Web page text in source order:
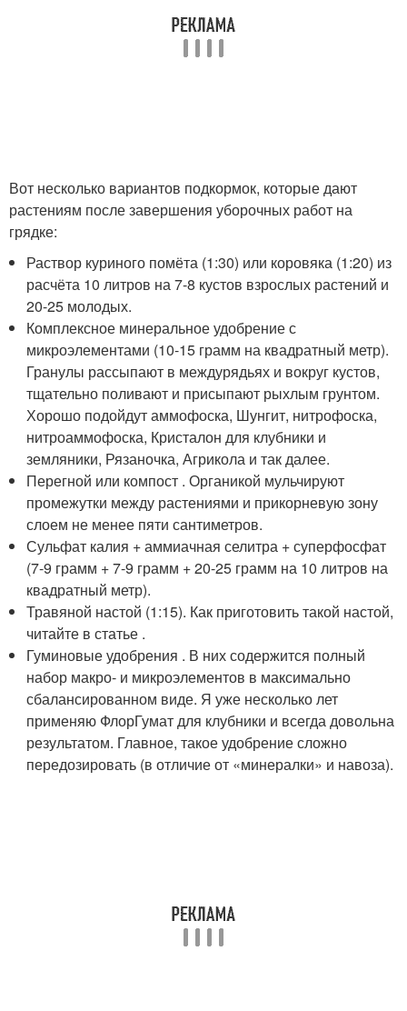
Вот несколько вариантов подкормок, которые дают
растениям после завершения уборочных работ на
грядке:
Раствор куриного помёта (1:30) или коровяка (1:20) из
расчёта 10 литров на 7-8 кустов взрослых растений и
20-25 молодых.
Комплексное минеральное удобрение с
микроэлементами (10-15 грамм на квадратный метр).
Гранулы рассыпают в междурядьях и вокруг кустов,
тщательно поливают и присыпают рыхлым грунтом.
Хорошо подойдут аммофоска, Шунгит, нитрофоска,
нитроаммофоска, Кристалон для клубники и
земляники, Рязаночка, Агрикола и так далее.
Перегной или компост . Органикой мульчируют
промежутки между растениями и прикорневую зону
слоем не менее пяти сантиметров.
Сульфат калия + аммиачная селитра + суперфосфат
(7-9 грамм + 7-9 грамм + 20-25 грамм на 10 литров на
квадратный метр).
Травяной настой (1:15). Как приготовить такой настой,
читайте в статье .
Гуминовые удобрения . В них содержится полный
набор макро- и микроэлементов в максимально
сбалансированном виде. Я уже несколько лет
применяю ФлорГумат для клубники и всегда довольна
результатом. Главное, такое удобрение сложно
передозировать (в отличие от «минералки» и навоза).